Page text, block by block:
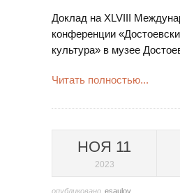
Доклад на XLVIII
конференции
культура» в музее
Читать полностью...
НОЯ 11
2023
опубликовано esaulov